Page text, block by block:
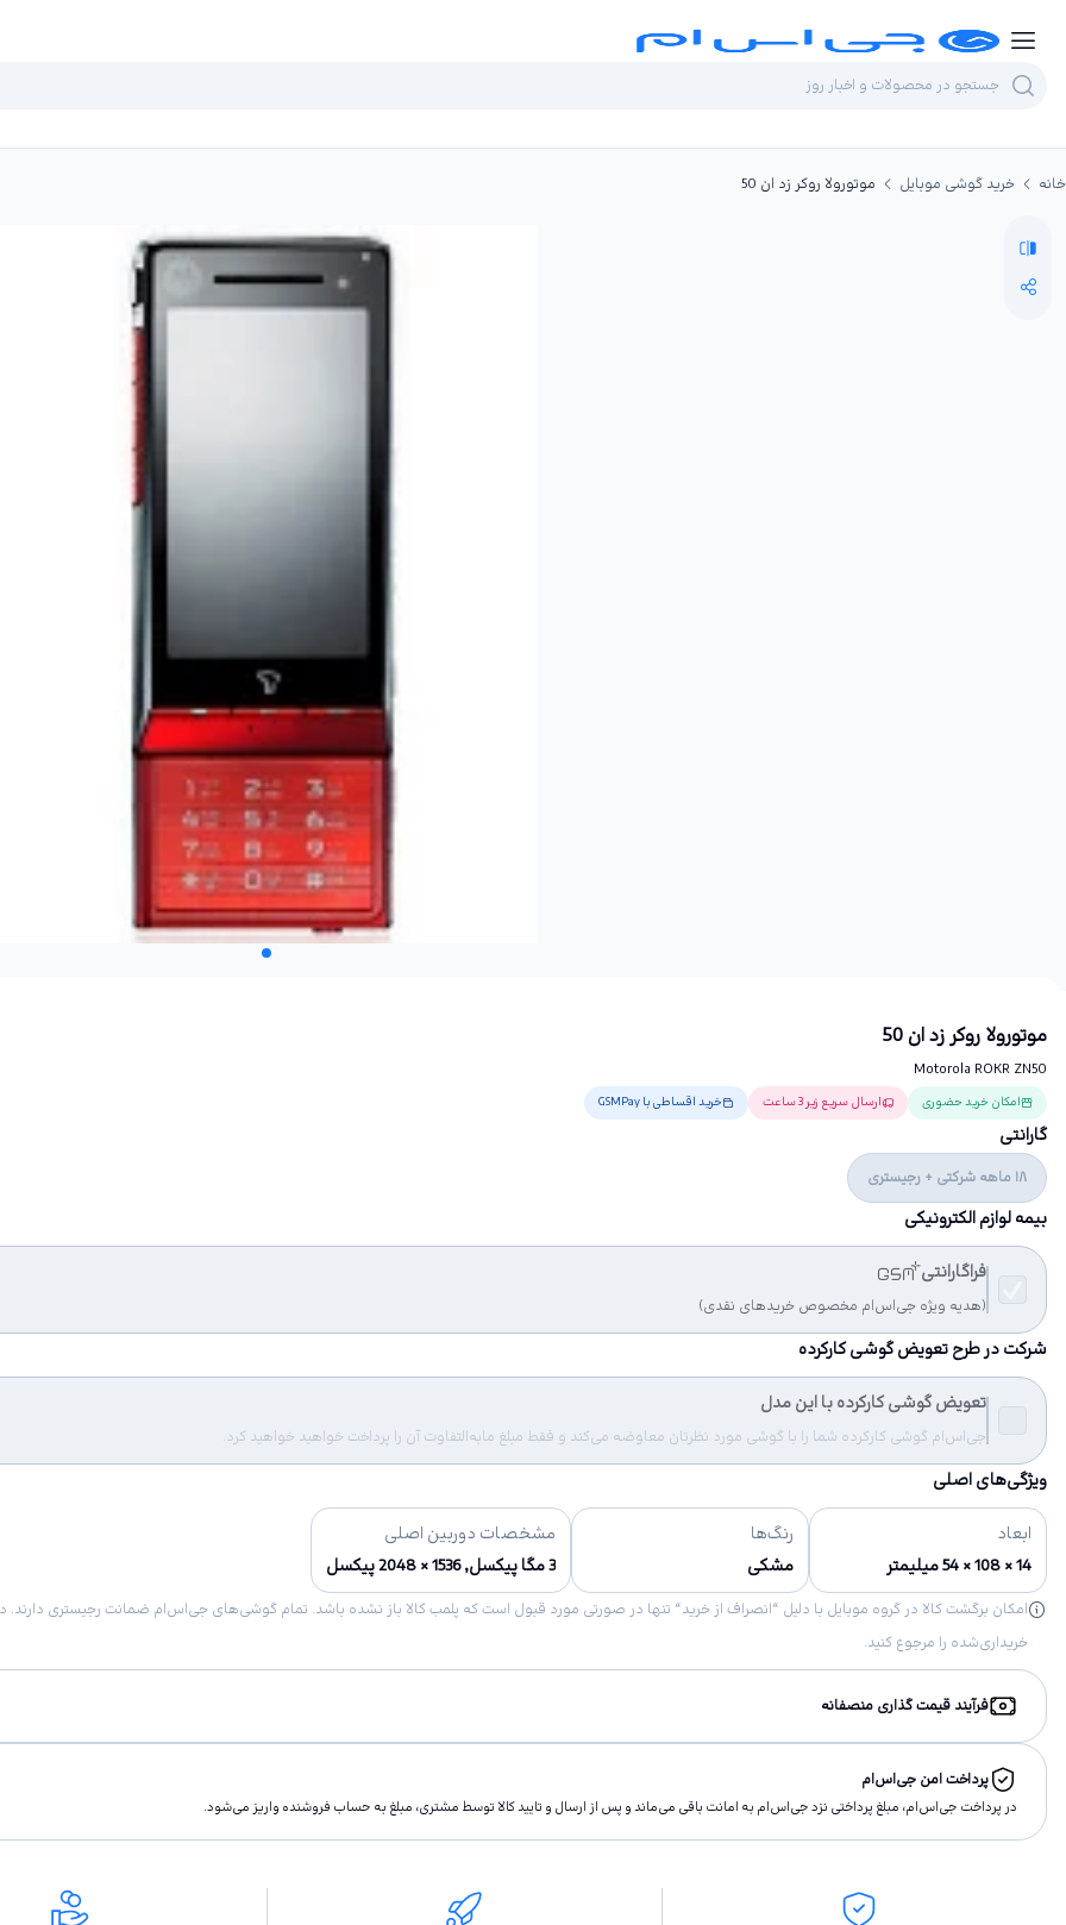
خانه خرید گوشی موبایل موتورولا روکر زد ان 50
موتورولا روکر زد ان 50
Motorola ROKR ZN50
امکان خرید حضوری ارسال سریع زیر 3 ساعت خرید اقساطی با GSMPay
گارانتی
18 ماهه شرکتی + رجیستری
بیمه لوازم الکترونیکی
فراگارانتی
(هدیه ویژه جی‌اس‌ام مخصوص خریدهای نقدی)
شرکت در طرح تعویض گوشی کارکرده
تعویض گوشی کارکرده با این مدل
جی‌اس‌ام گوشی کارکرده شما را با گوشی مورد نظرتان معاوضه می‌کند و فقط مبلغ مابه‌التفاوت آن را پرداخت خواهید خواهید کرد.
ویژگی‌های اصلی
ابعاد
14 × 108 × 54 میلیمتر
رنگ‌ها
مشکی
مشخصات دوربین اصلی
3 مگا پیکسل, 1536 × 2048 پیکسل
خریداری‌شده را مرجوع کنید.
فرآیند قیمت گذاری منصفانه
پرداخت امن جی‌اس‌ام
در پرداخت جی‌اس‌ام، مبلغ پرداختى نزد جی‌اس‌ام به امانت باقى مى‌ماند و پس از ارسال و تاييد كالا توسط مشتری، مبلغ به حساب فروشنده واريز مى‌شود.